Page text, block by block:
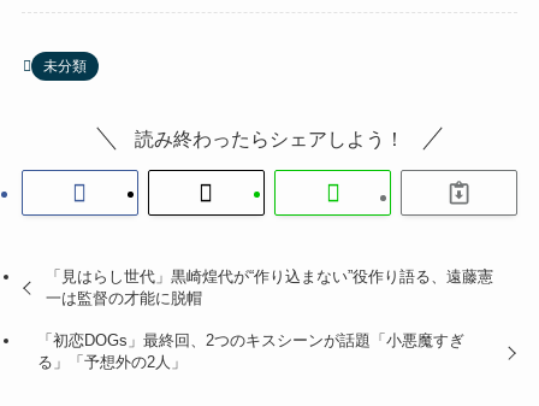
未分類
読み終わったらシェアしよう！
「見はらし世代」黒崎煌代が“作り込まない”役作り語る、遠藤憲
一は監督の才能に脱帽
「初恋DOGs」最終回、2つのキスシーンが話題「小悪魔すぎ
る」「予想外の2人」